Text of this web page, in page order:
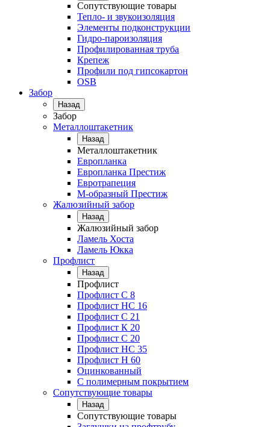
Сопутствующие товары
Тепло- и звукоизоляция
Элементы подконструкции
Гидро-пароизоляция
Профилированная труба
Крепеж
Профили под гипсокартон
OSB
Забор
Назад
Забор
Металлоштакетник
Назад
Металлоштакетник
Европланка
Европланка Престиж
Евротрапеция
М-образный Престиж
Жалюзийный забор
Назад
Жалюзийный забор
Ламель Хоста
Ламель Юкка
Профлист
Назад
Профлист
Профлист С 8
Профлист НС 16
Профлист C 21
Профлист К 20
Профлист С 20
Профлист НС 35
Профлист Н 60
Оцинкованный
С полимерным покрытием
Сопутствующие товары
Назад
Сопутствующие товары